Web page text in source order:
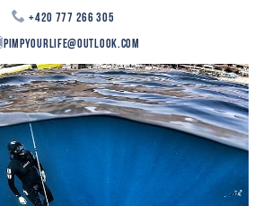
+420 777 266 305
PimpYourLife@outlook.com